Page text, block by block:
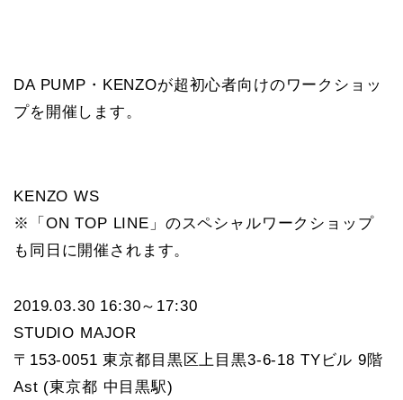
DA PUMP・KENZOが超初心者向けのワークショッ
プを開催します。
KENZO WS
※「ON TOP LINE」のスペシャルワークショップ
も同日に開催されます。
2019.03.30 16:30～17:30
STUDIO MAJOR
〒153-0051 東京都目黒区上目黒3-6-18 TYビル 9階
Ast (東京都 中目黒駅)